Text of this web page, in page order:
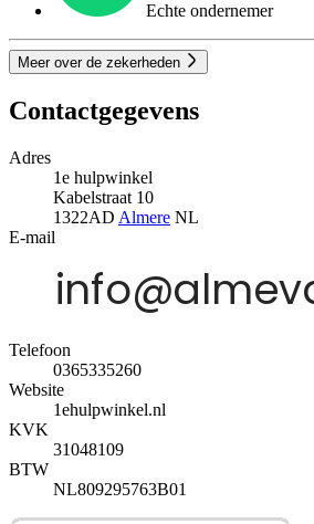
Echte ondernemer
Meer over de zekerheden
Contactgegevens
Adres
1e hulpwinkel
Kabelstraat 10
1322AD Almere NL
E-mail
Telefoon
0365335260
Website
1ehulpwinkel.nl
KVK
31048109
BTW
NL809295763B01